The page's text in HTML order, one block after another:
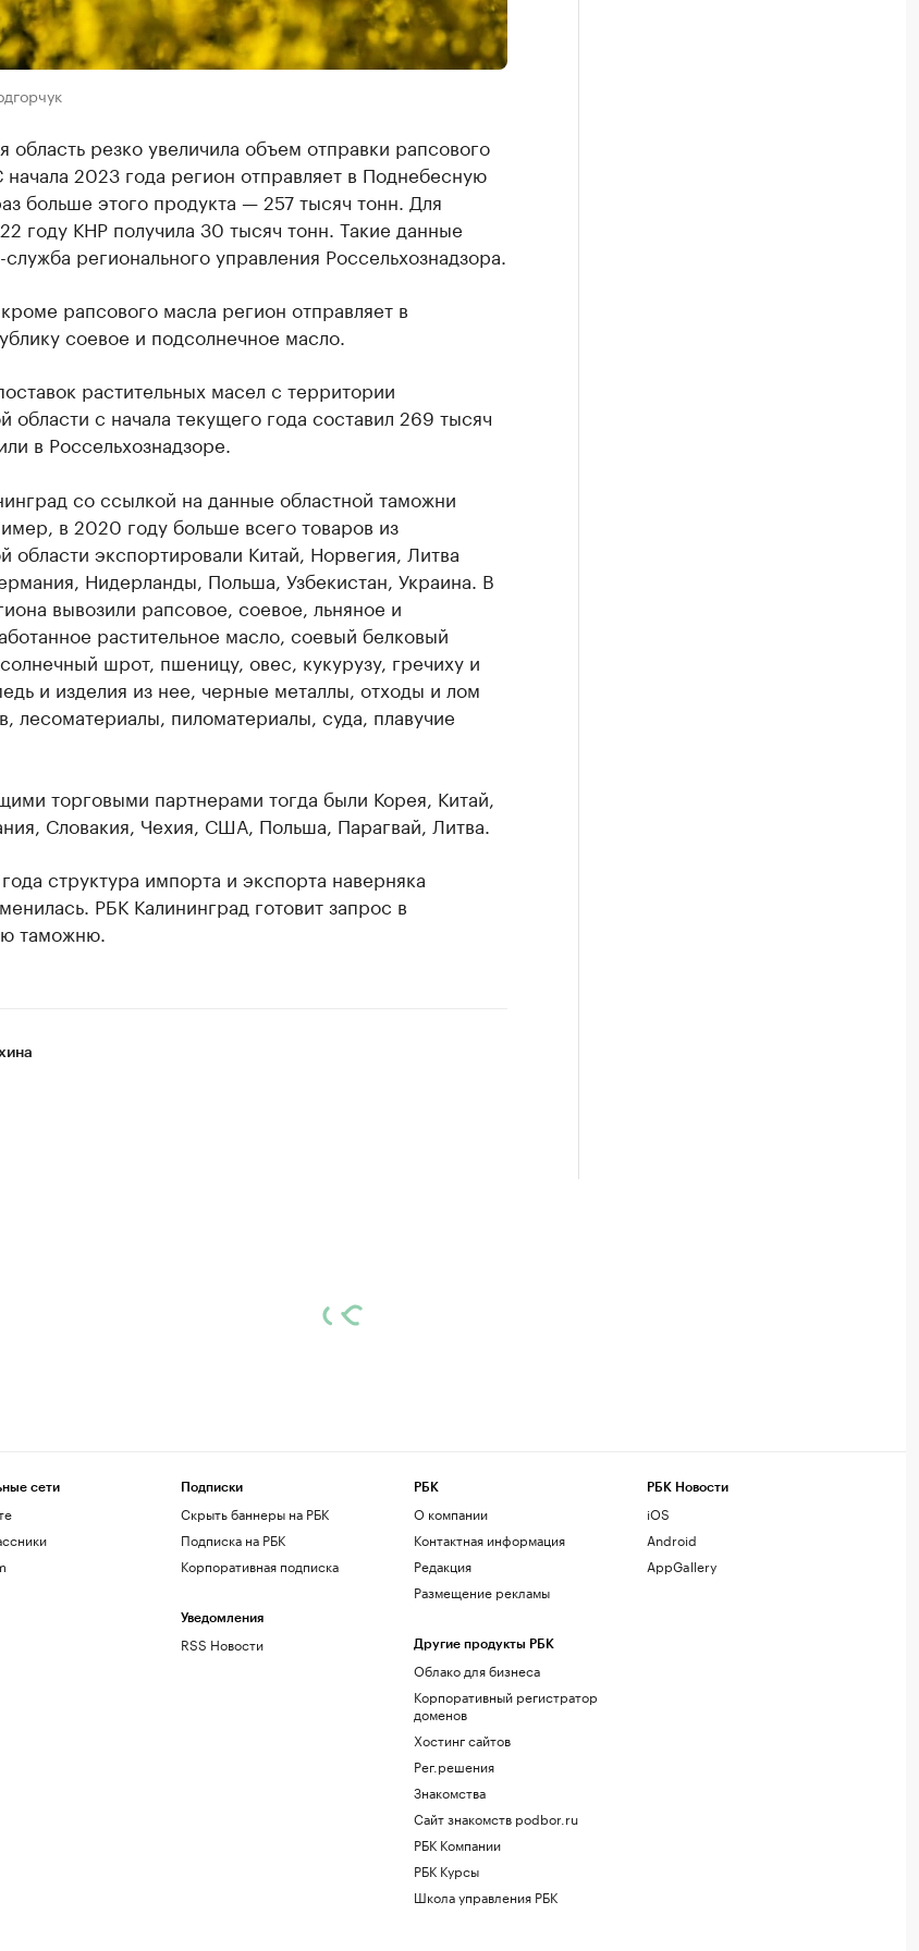
область резко увеличила объем отправки рапсового
начала 2023 года регион отправляет в Поднебесную
больше этого продукта — 257 тысяч тонн. Для
году КНР получила 30 тысяч тонн. Такие данные
регионального управления Россельхознадзора.
рапсового масла регион отправляет в
соевое и подсолнечное масло.
растительных масел с территории
области с начала текущего года составил 269 тысяч
в Россельхознадзоре.
со ссылкой на данные областной таможни
в 2020 году больше всего товаров из
области экспортировали Китай, Норвегия, Литва
Нидерланды, Польша, Узбекистан, Украина. В
вывозили рапсовое, соевое, льняное и
растительное масло, соевый белковый
шрот, пшеницу, овес, кукурузу, гречиху и
и изделия из нее, черные металлы, отходы и лом
лесоматериалы, пиломатериалы, суда, плавучие
торговыми партнерами тогда были Корея, Китай,
Словакия, Чехия, США, Польша, Парагвай, Литва.
структура импорта и экспорта наверняка
РБК Калининград готовит запрос в
таможню.
сети Подписки
Скрыть баннеры на РБК
Подписка на РБК
Корпоративная подписка
Уведомления
RSS Новости
РБК
О компании
Контактная информация
Редакция
Размещение рекламы
Другие продукты РБК
Облако для бизнеса
Корпоративный регистратор
доменов
Хостинг сайтов
Рег.решения
Знакомства
Сайт знакомств podbor.ru
РБК Компании
РБК Курсы
Школа управления РБК
РБК Новости
iOS
Android
AppGallery